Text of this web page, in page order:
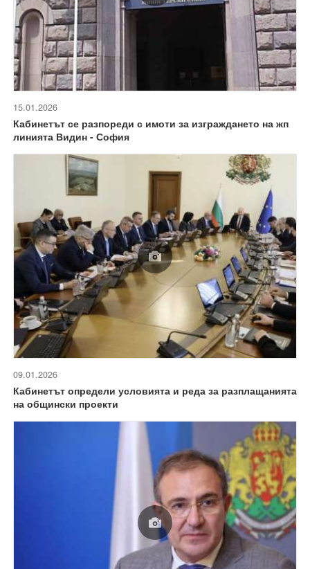
15.01.2026
Кабинетът се разпореди с имоти за изграждането на жп
линията Видин - София
09.01.2026
Кабинетът определи условията и реда за разплащанията
на общински проекти